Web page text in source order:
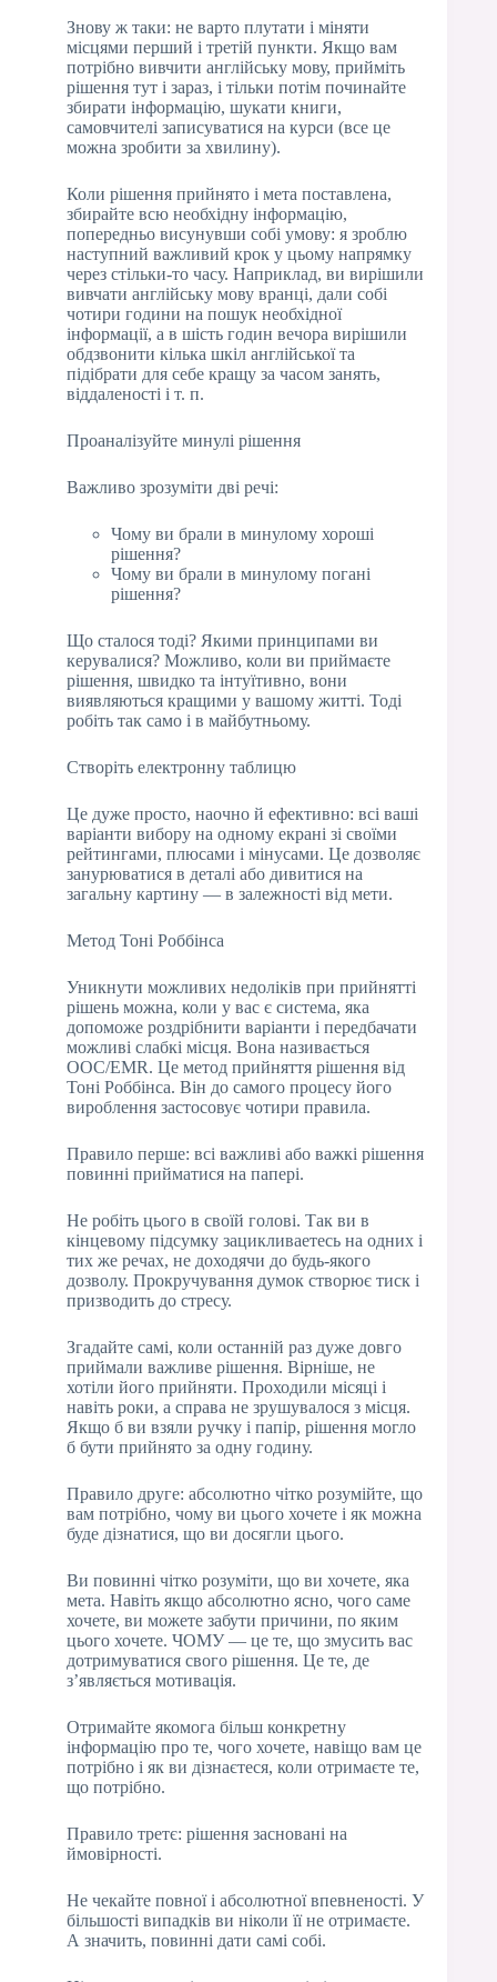
Знову ж таки: не варто плутати і міняти
місцями перший і третій пункти. Якщо вам
потрібно вивчити англійську мову, прийміть
рішення тут і зараз, і тільки потім починайте
збирати інформацію, шукати книги,
самовчителі записуватися на курси (все це
можна зробити за хвилину).
Коли рішення прийнято і мета поставлена,
збирайте всю необхідну інформацію,
попередньо висунувши собі умову: я зроблю
наступний важливий крок у цьому напрямку
через стільки-то часу. Наприклад, ви вирішили
вивчати англійську мову вранці, дали собі
чотири години на пошук необхідної
інформації, а в шість годин вечора вирішили
обдзвонити кілька шкіл англійської та
підібрати для себе кращу за часом занять,
віддаленості і т. п.
Проаналізуйте минулі рішення
Важливо зрозуміти дві речі:
Чому ви брали в минулому хороші
рішення?
Чому ви брали в минулому погані
рішення?
Що сталося тоді? Якими принципами ви
керувалися? Можливо, коли ви приймаєте
рішення, швидко та інтуїтивно, вони
виявляються кращими у вашому житті. Тоді
робіть так само і в майбутньому.
Створіть електронну таблицю
Це дуже просто, наочно й ефективно: всі ваші
варіанти вибору на одному екрані зі своїми
рейтингами, плюсами і мінусами. Це дозволяє
занурюватися в деталі або дивитися на
загальну картину — в залежності від мети.
Метод Тоні Роббінса
Уникнути можливих недоліків при прийнятті
рішень можна, коли у вас є система, яка
допоможе роздрібнити варіанти і передбачати
можливі слабкі місця. Вона називається
OOC/EMR. Це метод прийняття рішення від
Тоні Роббінса. Він до самого процесу його
вироблення застосовує чотири правила.
Правило перше: всі важливі або важкі рішення
повинні прийматися на папері.
Не робіть цього в своїй голові. Так ви в
кінцевому підсумку зацикливаетесь на одних і
тих же речах, не доходячи до будь-якого
дозволу. Прокручування думок створює тиск і
призводить до стресу.
Згадайте самі, коли останній раз дуже довго
приймали важливе рішення. Вірніше, не
хотіли його прийняти. Проходили місяці і
навіть роки, а справа не зрушувалося з місця.
Якщо б ви взяли ручку і папір, рішення могло
б бути прийнято за одну годину.
Правило друге: абсолютно чітко розумійте, що
вам потрібно, чому ви цього хочете і як можна
буде дізнатися, що ви досягли цього.
Ви повинні чітко розуміти, що ви хочете, яка
мета. Навіть якщо абсолютно ясно, чого саме
хочете, ви можете забути причини, по яким
цього хочете. ЧОМУ — це те, що змусить вас
дотримуватися свого рішення. Це те, де
з’являється мотивація.
Отримайте якомога більш конкретну
інформацію про те, чого хочете, навіщо вам це
потрібно і як ви дізнаєтеся, коли отримаєте те,
що потрібно.
Правило третє: рішення засновані на
ймовірності.
Не чекайте повної і абсолютної впевненості. У
більшості випадків ви ніколи її не отримаєте.
А значить, повинні дати самі собі.